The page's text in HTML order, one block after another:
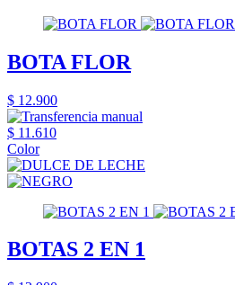
BOTA FLOR
$ 12.900
$ 11.610
Color
BOTAS 2 EN 1